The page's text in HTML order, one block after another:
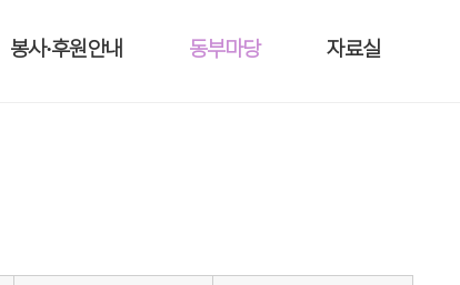
봉사·후원안내 동부마당 자료실